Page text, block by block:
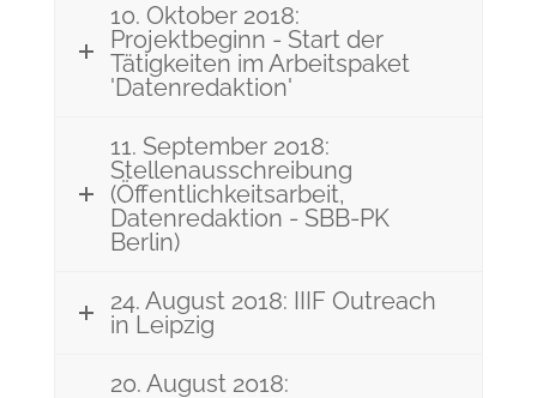
10. Oktober 2018:
Projektbeginn - Start der
Tätigkeiten im Arbeitspaket
'Datenredaktion'
11. September 2018:
Stellenausschreibung
(Öffentlichkeitsarbeit,
Datenredaktion - SBB-PK
Berlin)
24. August 2018: IIIF Outreach
in Leipzig
20. August 2018: